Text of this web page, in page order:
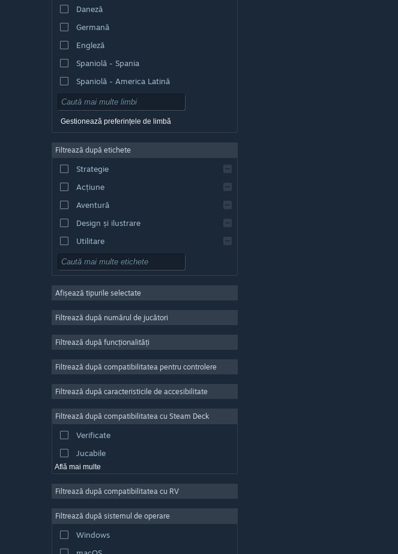
Daneză
Germană
Engleză
Spaniolă - Spania
Spaniolă - America Latină
Gestionează preferințele de limbă
Filtrează după etichete
Strategie
Acțiune
Aventură
Design și ilustrare
Utilitare
Gratuit
Număr masiv de jucători
Indie
Casual
Simulare
Producție video
Editare de fotografii
Afișează tipurile selectate
Filtrează după numărul de jucători
Filtrează după funcționalități
Filtrează după compatibilitatea pentru controlere
Filtrează după caracteristicile de accesibilitate
Filtrează după compatibilitatea cu Steam Deck
Verificate
Jucabile
Află mai multe
Filtrează după compatibilitatea cu RV
Filtrează după sistemul de operare
Windows